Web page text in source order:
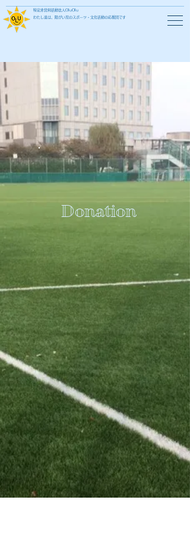
特定非営利活動法人OluOlu
わたし達は、障がい児のスポーツ・文化活動の応援団です
Donation